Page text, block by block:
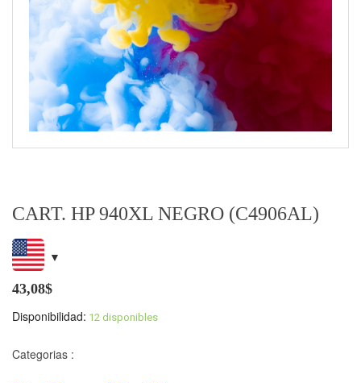
CART. HP 940XL NEGRO (C4906AL)
43,08$
Disponibilidad: 12 disponibles
Categorias :